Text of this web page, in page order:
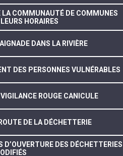
LA COMMUNAUTÉ DE COMMUNES
HORAIRES
DANS LA RIVIÈRE
DES PERSONNES VULNÉRABLES
ROUGE CANICULE
DE LA DÉCHETTERIE
D’OUVERTURE DES DÉCHETTERIES